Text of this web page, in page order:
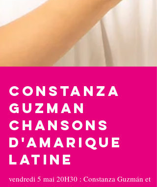
Constanza
GuzmAN
chansons
D'Amarique
Latine